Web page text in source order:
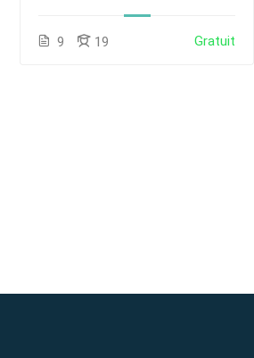
9 19 Gratuit